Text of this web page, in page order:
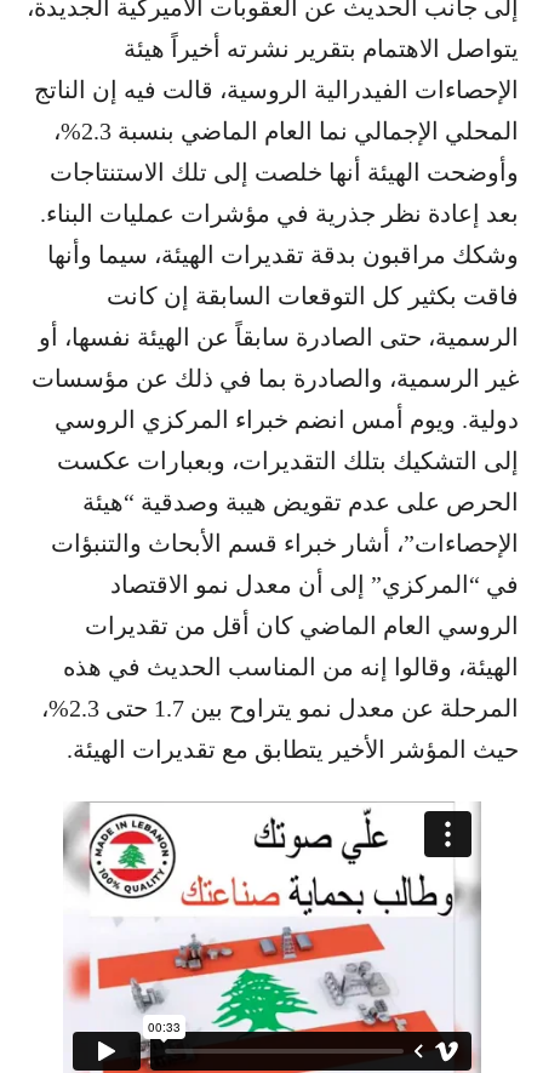
إلى جانب الحديث عن العقوبات الأميركية الجديدة،
يتواصل الاهتمام بتقرير نشرته أخيراً هيئة
الإحصاءات الفيدرالية الروسية، قالت فيه إن الناتج
المحلي الإجمالي نما العام الماضي بنسبة 2.3%،
وأوضحت الهيئة أنها خلصت إلى تلك الاستنتاجات
بعد إعادة نظر جذرية في مؤشرات عمليات البناء.
وشكك مراقبون بدقة تقديرات الهيئة، سيما وأنها
فاقت بكثير كل التوقعات السابقة إن كانت
الرسمية، حتى الصادرة سابقاً عن الهيئة نفسها، أو
غير الرسمية، والصادرة بما في ذلك عن مؤسسات
دولية. ويوم أمس انضم خبراء المركزي الروسي
إلى التشكيك بتلك التقديرات، وبعبارات عكست
الحرص على عدم تقويض هيبة وصدقية “هيئة
الإحصاءات”، أشار خبراء قسم الأبحاث والتنبؤات
في “المركزي” إلى أن معدل نمو الاقتصاد
الروسي العام الماضي كان أقل من تقديرات
الهيئة، وقالوا إنه من المناسب الحديث في هذه
المرحلة عن معدل نمو يتراوح بين 1.7 حتى 2.3%،
حيث المؤشر الأخير يتطابق مع تقديرات الهيئة.